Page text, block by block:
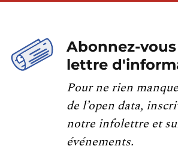
Abonnez-
lettre
Pour ne rien
de l’open data,
notre infolettre et
événements.